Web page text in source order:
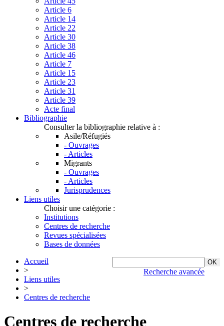
Article 6
Article 14
Article 22
Article 30
Article 38
Article 46
Article 7
Article 15
Article 23
Article 31
Article 39
Acte final
Bibliographie
Consulter la bibliographie relative à :
Asile/Réfugiés
- Ouvrages
- Articles
Migrants
- Ouvrages
- Articles
Jurisprudences
Liens utiles
Choisir une catégorie :
Institutions
Centres de recherche
Revues spécialisées
Bases de données
Recherche avancée
Accueil
>
Liens utiles
>
Centres de recherche
Centres de recherche